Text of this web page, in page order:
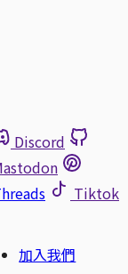
Discord
Tiktok
加入我們